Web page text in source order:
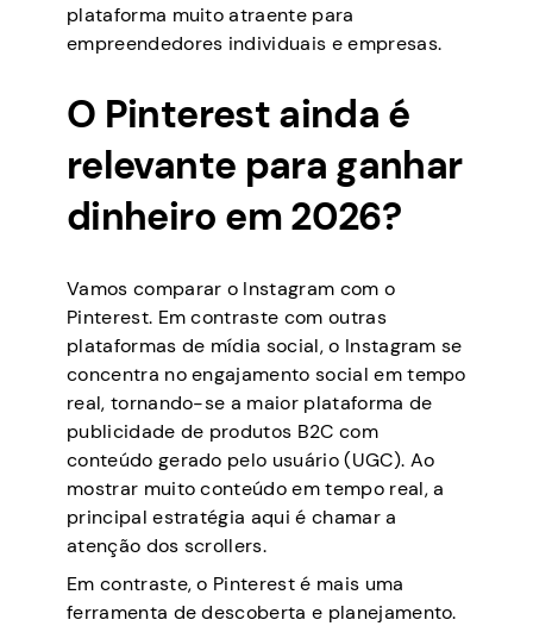
plataforma muito atraente para
empreendedores individuais e empresas.
O Pinterest ainda é
relevante para ganhar
dinheiro em 2026?
Vamos comparar o Instagram com o
Pinterest. Em contraste com outras
plataformas de mídia social, o Instagram se
concentra no engajamento social em tempo
real, tornando-se a maior plataforma de
publicidade de produtos B2C com
conteúdo gerado pelo usuário (UGC). Ao
mostrar muito conteúdo em tempo real, a
principal estratégia aqui é chamar a
atenção dos scrollers.
Em contraste, o Pinterest é mais uma
ferramenta de descoberta e planejamento.